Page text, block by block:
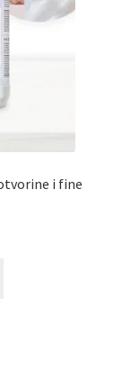
i fine